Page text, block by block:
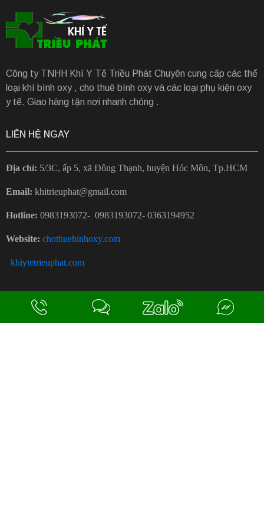
Công ty TNHH Khí Y Tế Triều Phát Chuyên cung cấp các thể
loại khí bình oxy , cho thuê bình oxy và các loại phụ kiện oxy
y tế. Giao hàng tận nơi nhanh chóng .
LIÊN HỆ NGAY
Địa chỉ: 5/3C, ấp 5, xã Đông Thạnh, huyện Hóc Môn, Tp.HCM
Email: khitrieuphat@gmail.com
Hotline: 0983193072- 0983193072- 0363194952
Website: chothuebinhoxy.com
khiytetrieuphat.com
ĐỪNG GỌI LÀM PHIỀN KHÁCH NHÉ,
KHÁCH KHÔNG CÓ NHU CẦU NÂNG CẤP !!